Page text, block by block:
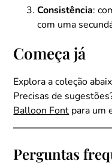
Consistência:
com uma
Começa já
Explora a coleção
Precisas de
Balloon Font para um
Perguntas